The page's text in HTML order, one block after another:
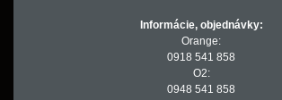
Informácie, objednávky:
Orange:
0918 541 858
O2:
0948 541 858